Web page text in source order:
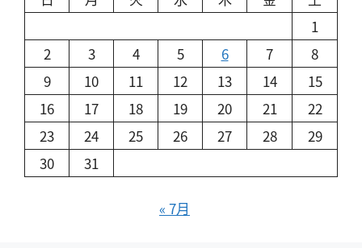
1
2
3 4 5 6 7
8
9
10 11 12 13 14
15
16
17 18 19 20 21
22
23
24 25 26 27 28
29
30
31
« 7月